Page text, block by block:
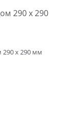
290 х 290